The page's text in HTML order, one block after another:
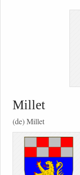
Millet
(de) Millet